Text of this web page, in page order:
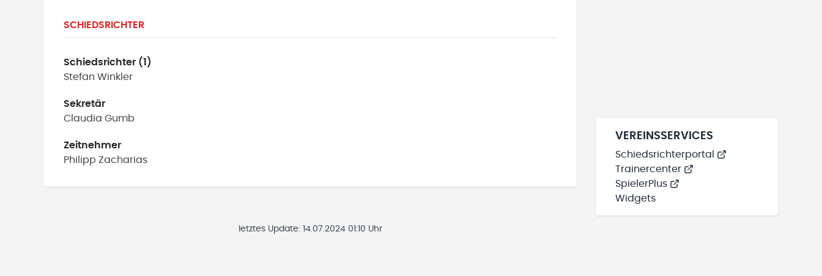
SCHIEDSRICHTER
Schiedsrichter (1)
Stefan Winkler
Sekretär
Claudia Gumb
Zeitnehmer
Philipp Zacharias
letztes Update: 14.07.2024 01:10 Uhr
VEREINSSERVICES
Schiedsrichterportal
Trainercenter
SpielerPlus
Widgets